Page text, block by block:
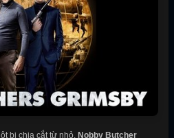
bị chia cắt từ nhỏ. Nobby Butcher